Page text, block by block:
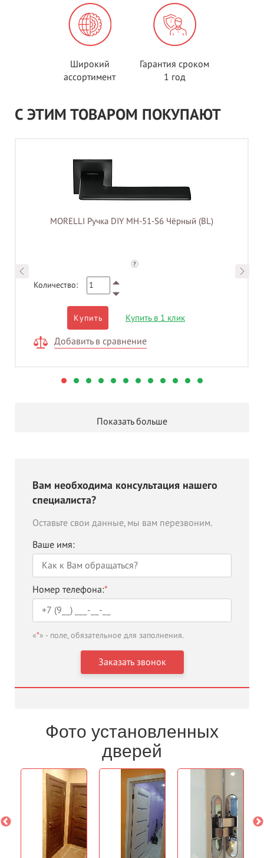
Широкий
ассортимент
Гарантия сроком
1 год
С ЭТИМ ТОВАРОМ ПОКУПАЮТ
MORELLI Ручка DIY MH-51-S6 Чёрный (BL)
?
Количество:
Купить Купить в 1 клик
Добавить в сравнение
Показать больше
Вам необходима консультация нашего
специалиста?
Оставьте свои данные, мы вам перезвоним.
Ваше имя:
Номер телефона:*
«*» - поле, обязательное для заполнения.
Фото установленных
дверей